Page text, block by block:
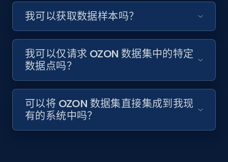
我可以获取数据样本吗？
我可以仅请求 OZON 数据集中的特定
数据点吗？
可以将 OZON 数据集直接集成到我现
有的系统中吗？